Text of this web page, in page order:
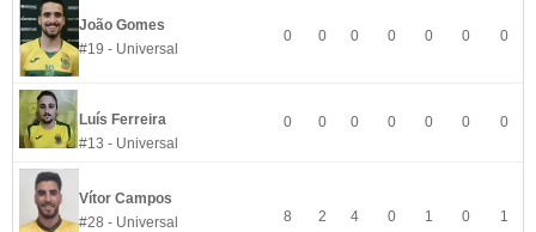
João Gomes
#19 - Universal
0 0 0 0 0 0 0
Luís Ferreira
#13 - Universal
0 0 0 0 0 0 0
Vítor Campos
#28 - Universal
8 2 4 0 1 0 1